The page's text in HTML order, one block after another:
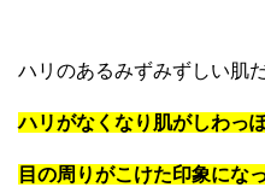
ハリのあるみずみずしい肌
ハリがなくなり肌がしわっ
目の周りがこけた印象にな